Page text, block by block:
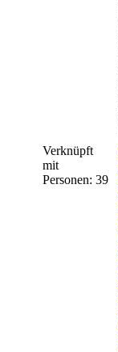
Verknüpft
mit
Personen: 39